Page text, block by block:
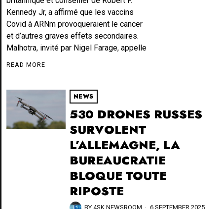
Kennedy Jr, a affirmé que les vaccins
Covid à ARNm provoqueraient le cancer
et d’autres graves effets secondaires.
Malhotra, invité par Nigel Farage, appelle
READ MORE
NEWS
530 DRONES RUSSES
SURVOLENT
L’ALLEMAGNE, LA
BUREAUCRATIE
BLOQUE TOUTE
RIPOSTE
BY 4SK NEWSROOM 6 SEPTEMBER 2025